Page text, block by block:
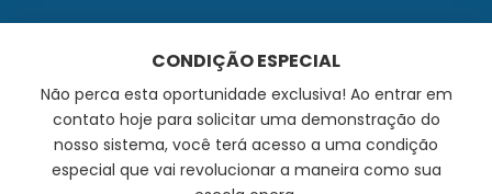
CONDIÇÃO ESPECIAL
Não perca esta oportunidade exclusiva! Ao entrar em
contato hoje para solicitar uma demonstração do
nosso sistema, você terá acesso a uma condição
especial que vai revolucionar a maneira como sua